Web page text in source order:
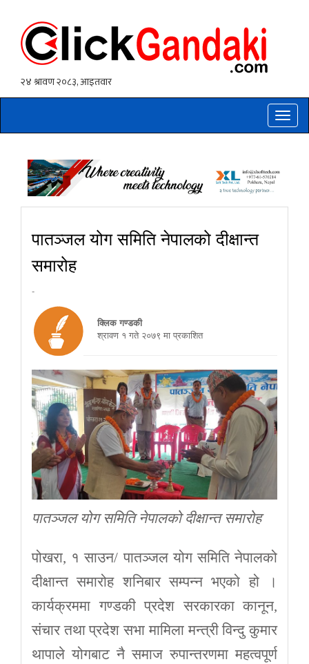
Toggle
पातञ्जल योग समिति नेपालको दीक्षान्त
समारोह
-
क्लिक गण्डकी
श्रावण १ गते २०७९ मा प्रकाशित
पातञ्जल योग समिति नेपालको दीक्षान्त समारोह
पोखरा, १ साउन/ पातञ्जल योग समिति नेपालको
दीक्षान्त समारोह शनिबार सम्पन्न भएको हो ।
कार्यक्रममा गण्डकी प्रदेश सरकारका कानून,
संचार तथा प्रदेश सभा मामिला मन्त्री विन्दु कुमार
थापाले योगबाट नै समाज रुपान्तरणमा महत्वपूर्ण